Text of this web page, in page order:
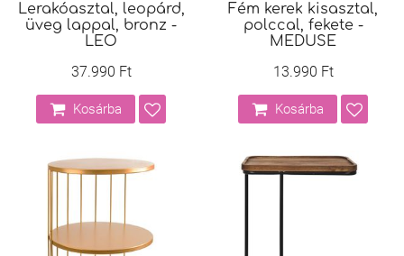
Lerakóasztal, leopárd,
üveg lappal, bronz -
LEO
37.990 Ft
Kosárba
Fém kerek kisasztal,
polccal, fekete -
MEDUSE
13.990 Ft
Kosárba